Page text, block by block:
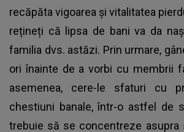
recăpăta vigoarea și vitalitatea
rețineți că lipsa de bani va da
familia dvs. astăzi. Prin urmare,
ori înainte de a vorbi cu membrii
asemenea, cere-le sfaturi cu
chestiuni banale, într-o astfel de
trebuie să se concentreze asupra